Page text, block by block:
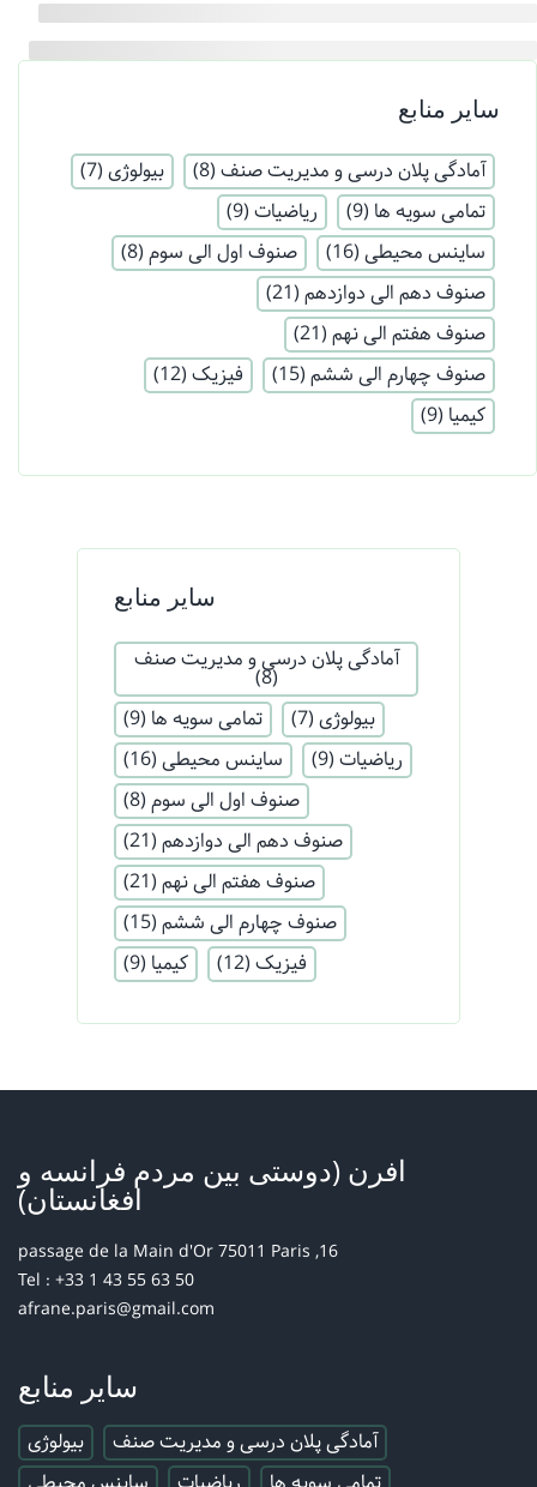
سایر منابع
آمادگی پلان درسی و مدیریت صنف (8) بیولوژی (7)
تمامی سویه ها (9) ریاضیات (9)
ساینس محیطی (16) صنوف اول الی سوم (8)
صنوف دهم الی دوازدهم (21)
صنوف هفتم الی نهم (21)
صنوف چهارم الی ششم (15) فیزیک (12)
کیمیا (9)
سایر منابع
آمادگی پلان درسی و مدیریت صنف
(8)
بیولوژی (7) تمامی سویه ها (9)
ریاضیات (9) ساینس محیطی (16)
صنوف اول الی سوم (8)
صنوف دهم الی دوازدهم (21)
صنوف هفتم الی نهم (21)
صنوف چهارم الی ششم (15)
فیزیک (12) کیمیا (9)
افرن (دوستی بین مردم فرانسه و
افغانستان)
16, passage de la Main d'Or 75011 Paris
Tel : +33 1 43 55 63 50
afrane.paris@gmail.com
سایر منابع
آمادگی پلان درسی و مدیریت صنف
بیولوژی